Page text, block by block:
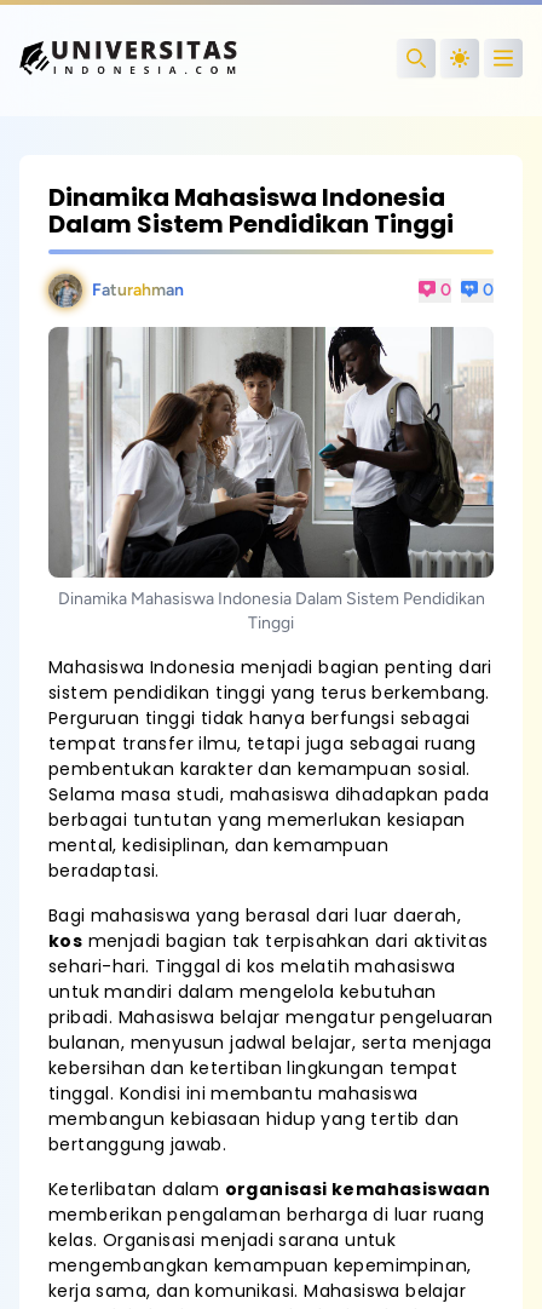
Search
Dinamika Mahasiswa Indonesia
Dalam Sistem Pendidikan Tinggi
Faturahman 0 0
Dinamika Mahasiswa Indonesia Dalam Sistem Pendidikan
Tinggi
Mahasiswa Indonesia menjadi bagian penting dari
sistem pendidikan tinggi yang terus berkembang.
Perguruan tinggi tidak hanya berfungsi sebagai
tempat transfer ilmu, tetapi juga sebagai ruang
pembentukan karakter dan kemampuan sosial.
Selama masa studi, mahasiswa dihadapkan pada
berbagai tuntutan yang memerlukan kesiapan
mental, kedisiplinan, dan kemampuan
beradaptasi.
Bagi mahasiswa yang berasal dari luar daerah,
kos menjadi bagian tak terpisahkan dari aktivitas
sehari-hari. Tinggal di kos melatih mahasiswa
untuk mandiri dalam mengelola kebutuhan
pribadi. Mahasiswa belajar mengatur pengeluaran
bulanan, menyusun jadwal belajar, serta menjaga
kebersihan dan ketertiban lingkungan tempat
tinggal. Kondisi ini membantu mahasiswa
membangun kebiasaan hidup yang tertib dan
bertanggung jawab.
Keterlibatan dalam organisasi kemahasiswaan
memberikan pengalaman berharga di luar ruang
kelas. Organisasi menjadi sarana untuk
mengembangkan kemampuan kepemimpinan,
kerja sama, dan komunikasi. Mahasiswa belajar